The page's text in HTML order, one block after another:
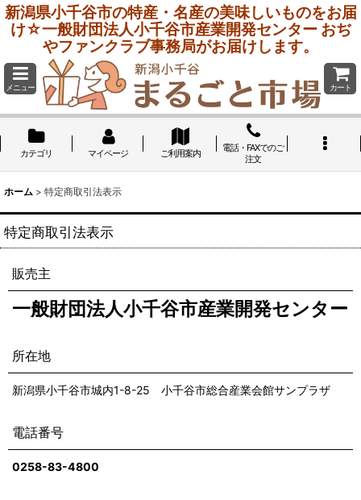
新潟県小千谷市の特産・名産の美味しいものをお届
け☆一般財団法人小千谷市産業開発センター おぢ
やファンクラブ事務局がお届けします。
メニュー カート
カテゴリ マイページ ご利用案内
電話・FAXでのご
注文
ホーム > 特定商取引法表示
特定商取引法表示
販売主
一般財団法人小千谷市産業開発センター
所在地
新潟県小千谷市城内1-8-25 小千谷市総合産業会館サンプラザ
電話番号
0258-83-4800